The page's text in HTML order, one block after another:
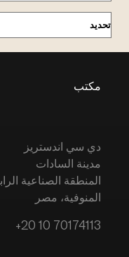
تحديد
مكتب
دي سي اندستريز
مدينة السادات
المنطقة الصناعية
المنوفية، مصر
+20 10 70174113